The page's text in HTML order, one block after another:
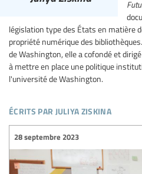
législation type des États en matière
propriété numérique des
de Washington, elle a cofondé et
à mettre en place une politique
l'université de Washington.
écrits par juliya ziskina
28 septembre 2023